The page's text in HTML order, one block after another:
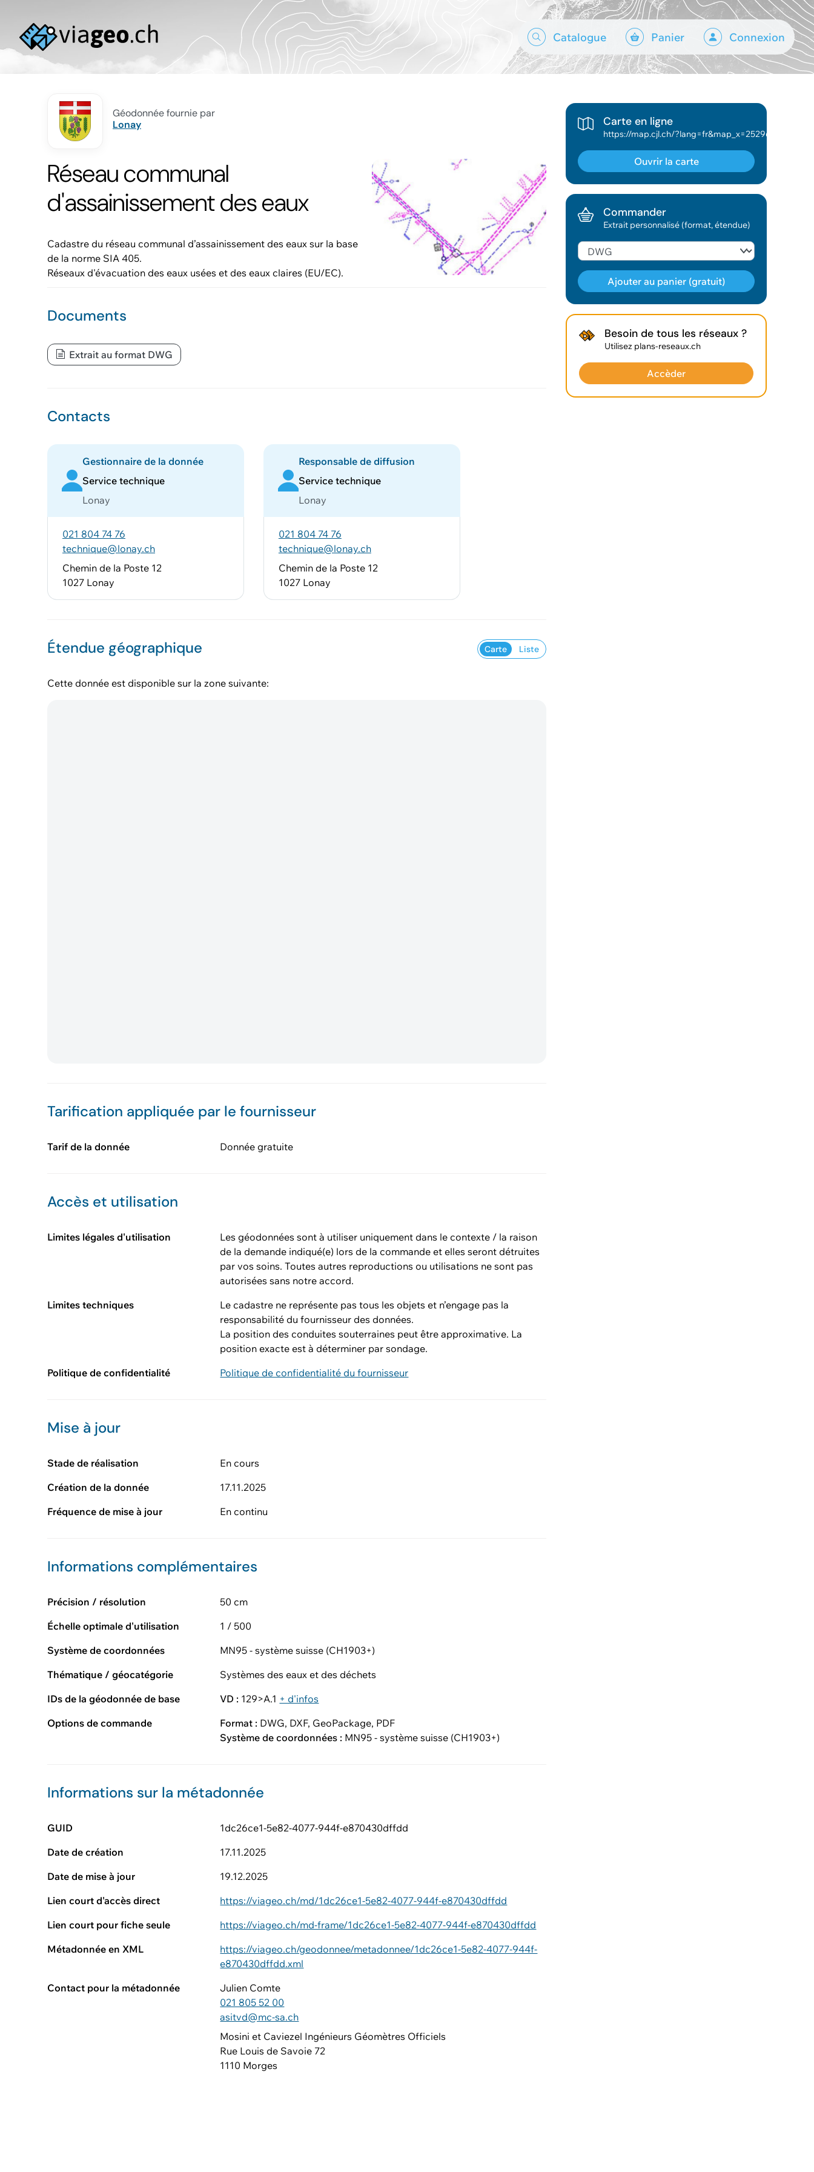
Catalogue Panier Connexion
Géodonnée fournie par
Lonay
Réseau communal
d'assainissement des eaux
Cadastre du réseau communal d’assainissement des eaux sur la base
de la norme SIA 405.
Réseaux d'évacuation des eaux usées et des eaux claires (EU/EC).
Documents
Extrait au format DWG
Contacts
Gestionnaire de la donnée
Service technique
Lonay
021 804 74 76
technique@lonay.ch
Chemin de la Poste 12
1027 Lonay
Responsable de diffusion
Service technique
Lonay
021 804 74 76
technique@lonay.ch
Chemin de la Poste 12
1027 Lonay
Carte Liste
Étendue géographique
Cette donnée est disponible sur la zone suivante:
Tarification appliquée par le fournisseur
Tarif de la donnée Donnée gratuite
Accès et utilisation
Limites légales d'utilisation
Les géodonnées sont à utiliser uniquement dans le contexte / la raison
de la demande indiqué(e) lors de la commande et elles seront détruites
par vos soins. Toutes autres reproductions ou utilisations ne sont pas
autorisées sans notre accord.
Limites techniques
Le cadastre ne représente pas tous les objets et n’engage pas la
responsabilité du fournisseur des données.
La position des conduites souterraines peut être approximative. La
position exacte est à déterminer par sondage.
Politique de confidentialité
Politique de confidentialité du fournisseur
Mise à jour
Stade de réalisation
En cours
Création de la donnée
17.11.2025
Fréquence de mise à jour
En continu
Informations complémentaires
Précision / résolution
50 cm
Échelle optimale d'utilisation
1 / 500
Système de coordonnées
MN95 - système suisse (CH1903+)
Thématique / géocatégorie
Systèmes des eaux et des déchets
IDs de la géodonnée de base
VD : 129>A.1 + d'infos
Options de commande
Format : DWG, DXF, GeoPackage, PDF
Système de coordonnées : MN95 - système suisse (CH1903+)
Informations sur la métadonnée
GUID
1dc26ce1-5e82-4077-944f-e870430dffdd
Date de création
17.11.2025
Date de mise à jour
19.12.2025
Lien court d'accès direct
https://viageo.ch/md/1dc26ce1-5e82-4077-944f-e870430dffdd
Lien court pour fiche seule
https://viageo.ch/md-frame/1dc26ce1-5e82-4077-944f-e870430dffdd
Métadonnée en XML
https://viageo.ch/geodonnee/metadonnee/1dc26ce1-5e82-4077-944f-
e870430dffdd.xml
Contact pour la métadonnée
Julien Comte
021 805 52 00
asitvd@mc-sa.ch
Mosini et Caviezel Ingénieurs Géomètres Officiels
Rue Louis de Savoie 72
1110 Morges
Carte en ligne
Ouvrir la carte
Commander
Extrait personnalisé (format, étendue)
Ajouter au panier (gratuit)
Géodonnée ajoutée au panier !
Voir le panier
Besoin de tous les réseaux ?
Utilisez plans-reseaux.ch
Accèder